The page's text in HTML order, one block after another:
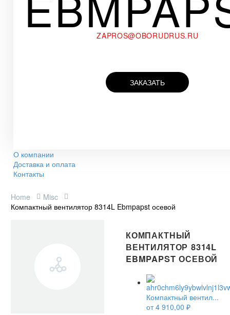
ZAPROS@OBORUDRUS.RU
ЗАКАЗАТЬ
О компании
Доставка и оплата
Контакты
Home
Misc
Компактный вентилятор 8314L Ebmpapst осевой
КОМПАКТНЫЙ
ВЕНТИЛЯТОР 8314L
EBMPAPST ОСЕВОЙ
Компактный вентил...
от4 910,00 ₽